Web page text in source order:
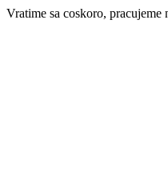
Vratime sa coskoro,